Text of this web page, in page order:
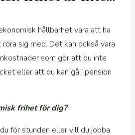
hållbarhet vara att ha
sig med. Det kan också vara
som gör att du inte
eller att du kan gå i pension
frihet för dig?
för stunden eller vill du jobba